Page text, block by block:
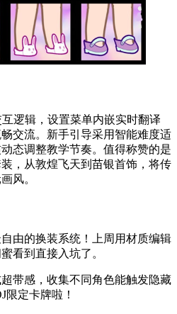
逻辑，设置菜单内嵌实时翻译
交流。新手引导采用智能难度适
态调整教学节奏。值得称赞的是
，从敦煌飞天到苗银首饰，将传
风。
由的换装系统！上周用材质编辑
看到直接入坑了。
带感，收集不同角色能触发隐藏
定卡牌啦！